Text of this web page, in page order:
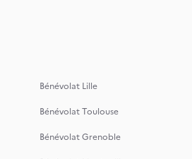
Bénévolat Lille
Bénévolat Toulouse
Bénévolat Grenoble